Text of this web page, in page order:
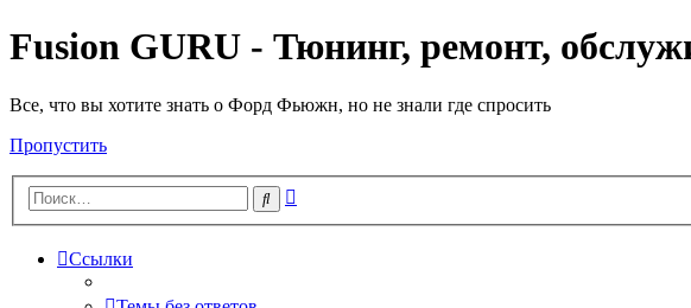
Fusion GURU - Тюнинг, ремонт,
Все, что вы хотите знать о Форд Фьюжн, но не знали где спросить
Пропустить
Поиск
Ссылки